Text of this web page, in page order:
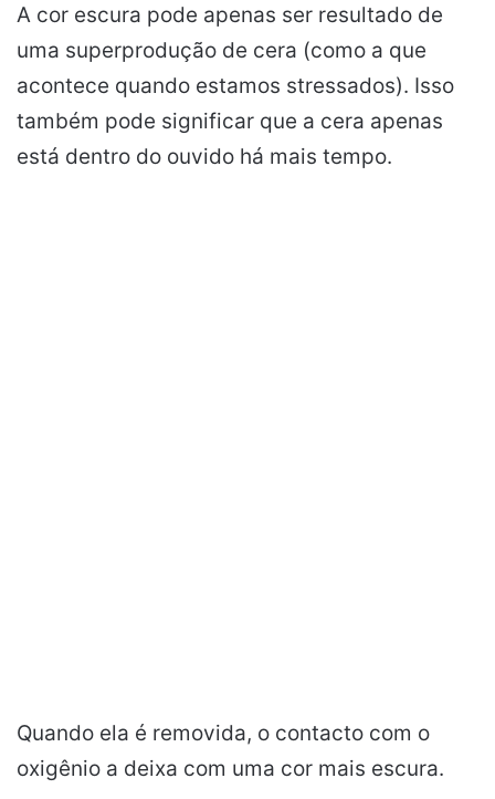
A cor escura pode apenas ser resultado de
uma superprodução de cera (como a que
acontece quando estamos stressados). Isso
também pode significar que a cera apenas
está dentro do ouvido há mais tempo.
Quando ela é removida, o contacto com o
oxigênio a deixa com uma cor mais escura.